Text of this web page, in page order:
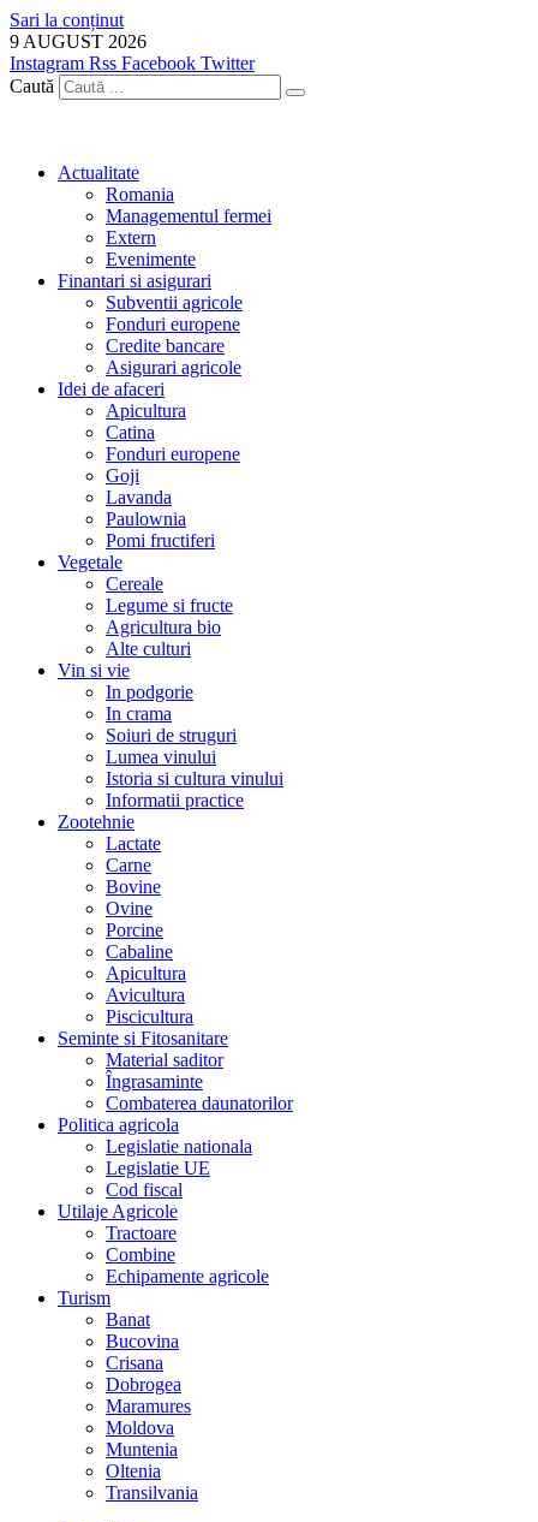
Sari la conținut
9 AUGUST 2026
Instagram Rss Facebook Twitter
Caută
Actualitate
Romania
Managementul fermei
Extern
Evenimente
Finantari si asigurari
Subventii agricole
Fonduri europene
Credite bancare
Asigurari agricole
Idei de afaceri
Apicultura
Catina
Fonduri europene
Goji
Lavanda
Paulownia
Pomi fructiferi
Vegetale
Cereale
Legume si fructe
Agricultura bio
Alte culturi
Vin si vie
In podgorie
In crama
Soiuri de struguri
Lumea vinului
Istoria si cultura vinului
Informatii practice
Zootehnie
Lactate
Carne
Bovine
Ovine
Porcine
Cabaline
Apicultura
Avicultura
Piscicultura
Seminte si Fitosanitare
Material saditor
Îngrasaminte
Combaterea daunatorilor
Politica agricola
Legislatie nationala
Legislatie UE
Cod fiscal
Utilaje Agricole
Tractoare
Combine
Echipamente agricole
Turism
Banat
Bucovina
Crisana
Dobrogea
Maramures
Moldova
Muntenia
Oltenia
Transilvania